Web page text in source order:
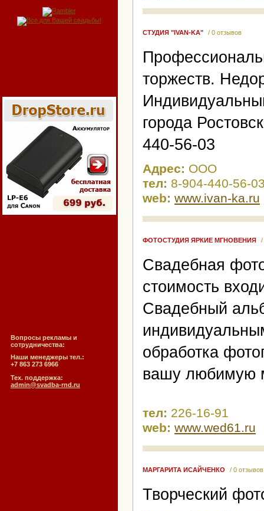
Вопросы рекламы и
сотрудничества:
Наши менеджеры тел.:
+7 863 273 6966
Тех. поддержка:
admin@svadba-rnd.ru
СТУДИЯ "IVAN-KA" / 0 отзывов
торжеств.
города
440-56-03
Адрес: ООО
тел: 8-904-440-56-
web: www.ivan-ka.ru
ФОТОСТУДИЯ ЯРКИЕ МГНОВЕНИЯ /
Свадебная
стоимость
Свадебный
обработка
вашу любимую
тел: 226-16-91
web: www.wed61.ru
МАРГАРИТА ИСАЙЧЕНКО / 0 отзывов
Творческий